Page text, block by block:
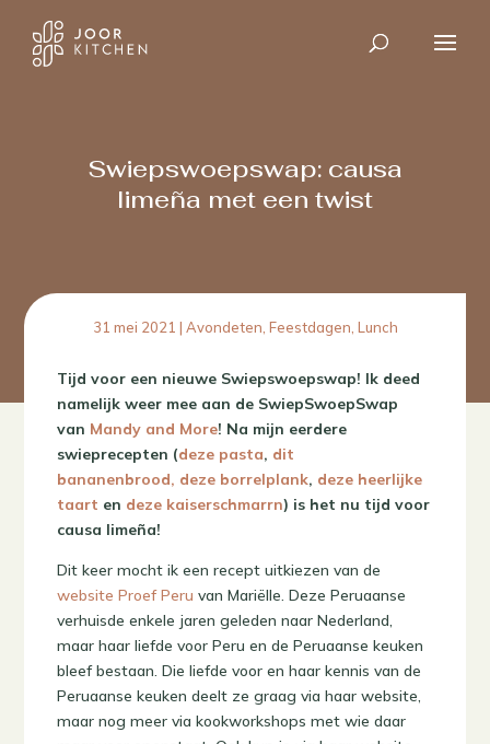
Swiepswoepswap: causa
limeña met een twist
31 mei 2021 | Avondeten Feestdagen Lunch
Tijd voor een nieuwe Swiepswoepswap! Ik deed
namelijk weer mee aan de SwiepSwoepSwap
van Mandy and More! Na mijn eerdere
swieprecepten (deze pasta, dit
bananenbrood, deze borrelplank, deze heerlijke
taart en deze kaiserschmarrn) is het nu tijd voor
causa limeña!
Dit keer mocht ik een recept uitkiezen van de
website Proef Peru van Mariëlle. Deze Peruaanse
verhuisde enkele jaren geleden naar Nederland,
maar haar liefde voor Peru en de Peruaanse keuken
bleef bestaan. Die liefde voor en haar kennis van de
Peruaanse keuken deelt ze graag via haar website,
maar nog meer via kookworkshops met wie daar